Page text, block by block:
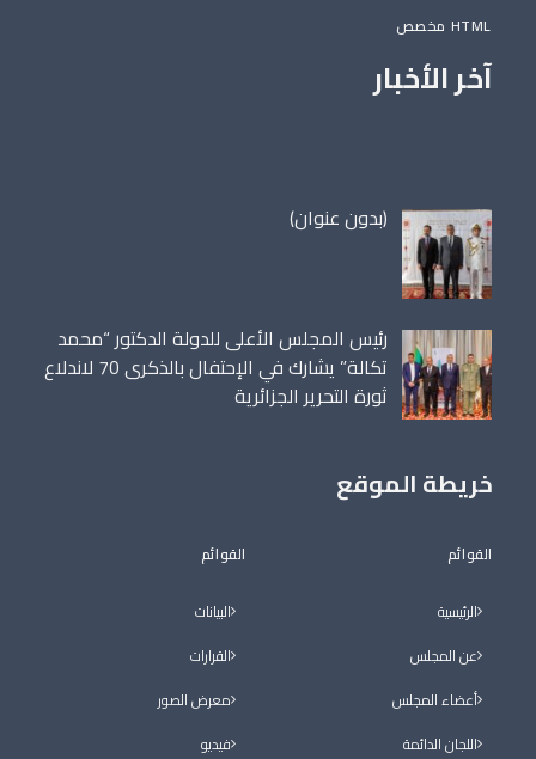
HTML مخصص
آخر الأخبار
(بدون عنوان)مقالة
رئيس المجلس الأعلى للدولة الدكتور “محمد
تكالة” يشارك في الإحتفال بالذكرى 70 لاندلاع
ثورة التحرير الجزائرية
خريطة الموقع
القوائم
الرئيسية
عن المجلس
أعضاء المجلس
اللجان الدائمة
القوائم
البيانات
القرارات
معرض الصور
فيديو